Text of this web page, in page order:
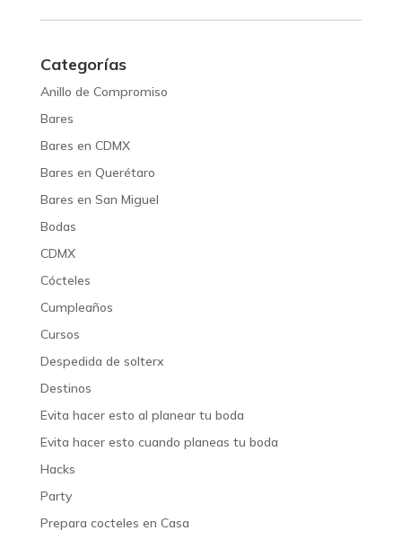
Categorías
Anillo de Compromiso
Bares
Bares en CDMX
Bares en Querétaro
Bares en San Miguel
Bodas
CDMX
Cócteles
Cumpleaños
Cursos
Despedida de solterx
Destinos
Evita hacer esto al planear tu boda
Evita hacer esto cuando planeas tu boda
Hacks
Party
Prepara cocteles en Casa